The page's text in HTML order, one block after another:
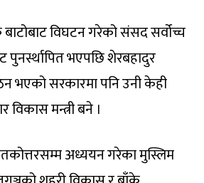
विघटन गरेको संसद सर्वोच्च
भएपछि शेरबहादुर
भएको सरकारमा पनि उनी केही
विकास मन्त्री बने ।
अध्ययन गरेका मुस्लिम